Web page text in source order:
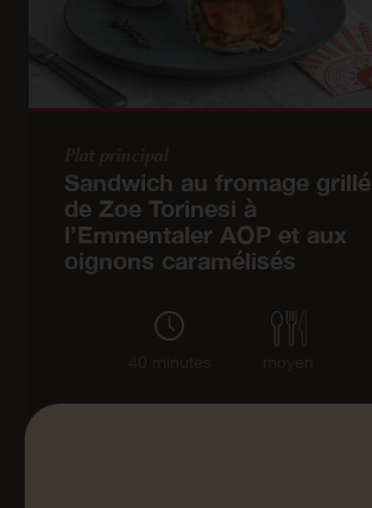
Plat principal
Sandwich au fromage grillé
de Zoe Torinesi à
l’Emmentaler AOP et aux
oignons caramélisés
40 minutes moyen